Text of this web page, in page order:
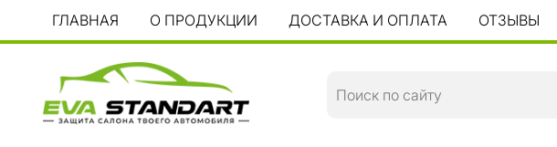
ГЛАВНАЯ О ПРОДУКЦИИ ДОСТАВКА И ОПЛАТА ОТЗЫВЫ